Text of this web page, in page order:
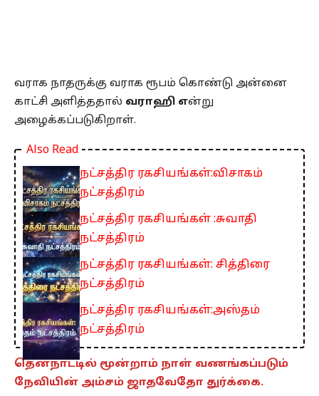
வராக நாதருக்கு வராக ரூபம் கொண்டு அன்னை
காட்சி அளித்ததால் வராஹி என்று
அழைக்கப்படுகிறாள்.
Also Read
நட்சத்திர ரகசியங்கள்:விசாகம்
நட்சத்திரம்
நட்சத்திர ரகசியங்கள் :சுவாதி
நட்சத்திரம்
நட்சத்திர ரகசியங்கள்: சித்திரை
நட்சத்திரம்
நட்சத்திர ரகசியங்கள்:அஸ்தம்
நட்சத்திரம்
தென்நாட்டில் மூன்றாம் நாள் வணங்கப்படும்
நேவியின் அம்சம் ஜாதவேதோ துர்க்கை.